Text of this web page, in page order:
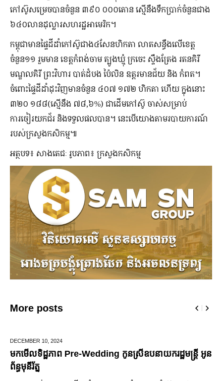
កៅស៊ូសម្រេចបានចំនួន ៣៩០ ០០០តោន ស្មើនឹងទឹកប្រាក់ចំនួនជាង
៦៤០លានដុល្លារសហរដ្ឋអាមេរិក។
កម្ពុជាមានផ្ទៃដីដាំកៅស៊ូជាង៤សែនហិកតា លាតសន្ធឹងលើខេត្ត
ចំនួន១១ រួមមាន ខេត្តកំពង់ចាម ត្បូងឃ្មុំ ក្រចេះ ស្ទឹងត្រែង រតនគិរី
មណ្ឌលគិរី ព្រះវិហារ បាត់ដំបង ប៉ៃលិន ឧត្តរមានជ័យ និង កំពត។
ចំពោះផ្ទៃដីដាំដុះវិញមានចំនួន ៤០៧ ១៧២ ហិកតា ហើយ ក្នុងនោះ
៣២០ ១៨៨(ស្មើនឹង ៧៨,៦%) ជាដើមកៅស៊ូ ចាស់សម្រាប់
ការចៀរយកជ័រ និងទទួលផលបាន។ នេះបើយោងតាមរបាយការណ៍
របស់ក្រសួងកសិកម្ម៕
អត្ថបទ៖ សាងតេជៈ រូបភាព៖ ក្រសួងកសិកម្ម
More posts
DECEMBER 10, 2024
មកមើលទិដ្ឋភាព Pre-Wedding កូនស្រីឧបនាយករដ្ឋមន្រ្តី អូន
ព័ន្ធមុនីរ័ត្ន